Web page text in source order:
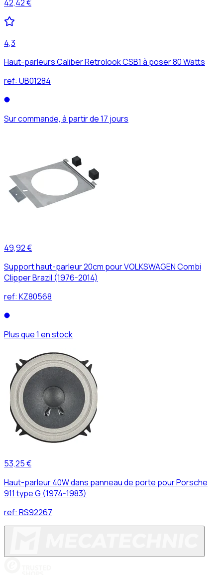
42,42 €
4,3
Haut-parleurs Caliber Retrolook CSB1 à poser 80 Watts
ref: UB01284
Sur commande, à partir de 17 jours
49,92 €
Support haut-parleur 20cm pour VOLKSWAGEN Combi
Clipper Brazil (1976-2014)
ref: KZ80568
Plus que 1 en stock
53,25 €
Haut-parleur 40W dans panneau de porte pour Porsche
911 type G (1974-1983)
ref: RS92267